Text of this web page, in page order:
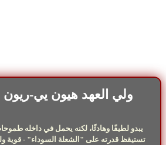
🌑 ولي العهد هيون يي-
يبدو لطيفًا وهادئًا، لكنه يحمل في داخله
تستيقظ قدرته على "الشعلة السوداء" - قوية